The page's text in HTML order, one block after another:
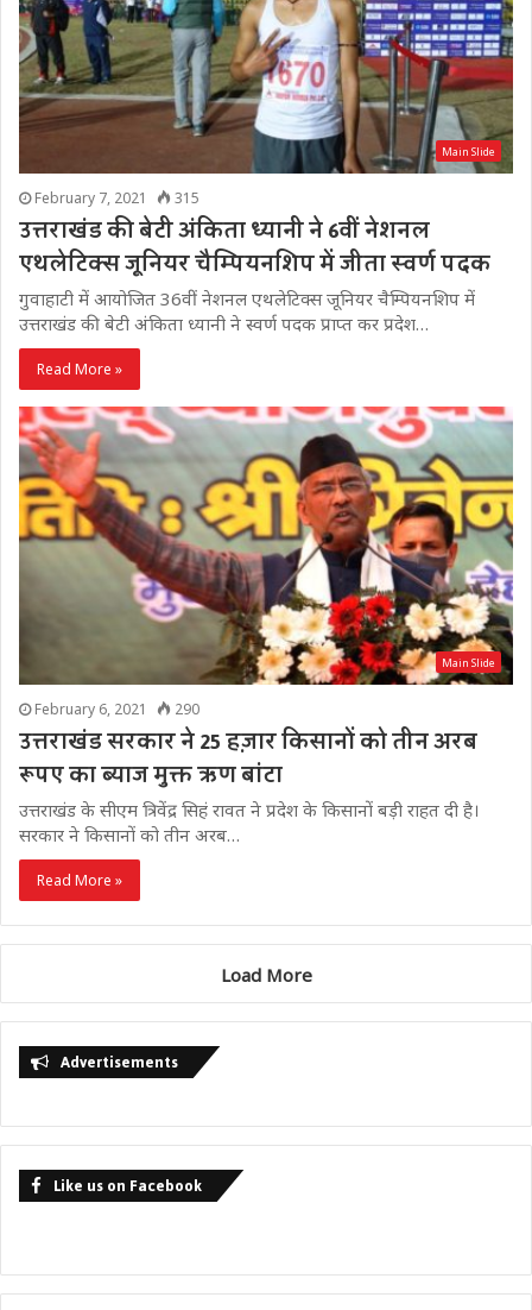
Main Slide
February 7, 2021 315
उत्तराखंड की बेटी अंकिता ध्यानी ने 6वीं नेशनल
एथलेटिक्स जूनियर चैम्पियनशिप में जीता स्वर्ण पदक
गुवाहाटी में आयोजित 36वीं नेशनल एथलेटिक्स जूनियर चैम्पियनशिप में
उत्तराखंड की बेटी अंकिता ध्यानी ने स्वर्ण पदक प्राप्त कर प्रदेश…
Read More »
Main Slide
February 6, 2021 290
उत्तराखंड सरकार ने 25 हज़ार किसानों को तीन अरब
रूपए का ब्याज मुक्त ऋण बांटा
उत्तराखंड के सीएम त्रिवेंद्र सिहं रावत ने प्रदेश के किसानों बड़ी राहत दी है।
सरकार ने किसानों को तीन अरब…
Read More »
Load More
Advertisements
Like us on Facebook